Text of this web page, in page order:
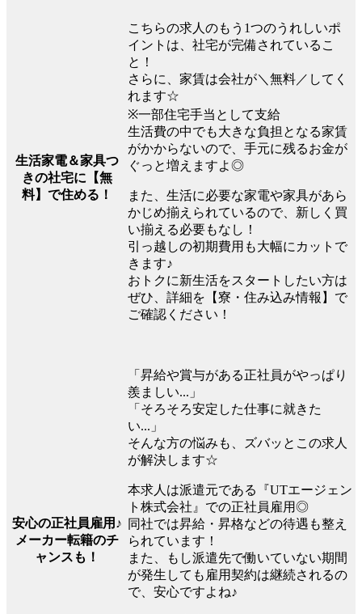
生活家電＆家具つ
きの社宅に【無
料】で住める！
こちらの求人のもう1つのうれしいポ
イントは、社宅が完備されているこ
と！
さらに、家賃は会社が＼無料／してく
れます☆
※一部住宅手当として支給
生活費の中でも大きな負担となる家賃
がかからないので、手元に残るお金が
ぐっと増えますよ◎
また、生活に必要な家電や家具があら
かじめ揃えられているので、新しく買
い揃える必要もなし！
引っ越しの初期費用も大幅にカットで
きます♪
おトクに新生活をスタートしたい方は
ぜひ、詳細を【寮・住み込み情報】で
ご確認ください！
安心の正社員雇用♪
メーカー転籍のチ
ャンスも！
「昇給や賞与がある正社員がやっぱり
羨ましい...」
「そろそろ安定した仕事に就きた
い...」
そんな方の悩みも、ズバッとこの求人
が解決します☆
本求人は派遣元である『UTエージェン
ト株式会社』での正社員雇用◎
同社では昇給・昇格などの待遇も整え
られています！
また、もし派遣先で働いていない期間
が発生しても雇用契約は継続されるの
で、安心ですよね♪